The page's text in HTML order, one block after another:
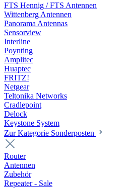
FTS Hennig / FTS Antennen
Wittenberg Antennen
Panorama Antennas
Sensorview
Interline
Poynting
Amplitec
Huaptec
FRITZ!
Netgear
Teltonika Networks
Cradlepoint
Delock
Keystone System
Zur Kategorie Sonderposten
Router
Antennen
Zubehör
Repeater - Sale